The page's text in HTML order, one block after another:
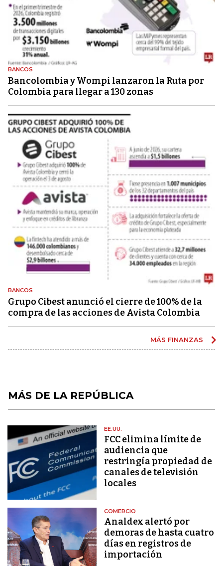
BANCOS
Bancolombia y Wompi lanzaron la Ruta por
Colombia para llegar a 130 zonas
BANCOS
Grupo Cibest anunció el cierre de 100% de la
compra de las acciones de Avista Colombia
MÁS FINANZAS
MÁS DE LA REPÚBLICA
EE.UU.
FCC elimina límite de
audiencia que
restringía propiedad de
canales de televisión
locales
COMERCIO
Analdex alertó por
demoras de hasta cuatro
días en registros de
importación